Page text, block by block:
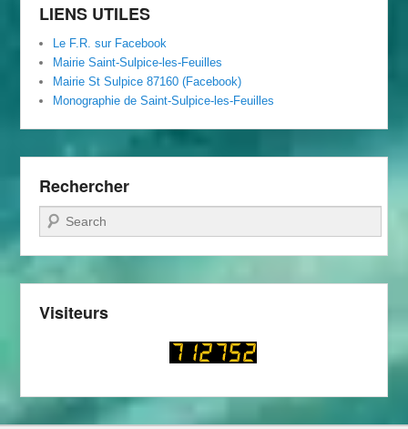
LIENS UTILES
Le F.R. sur Facebook
Mairie Saint-Sulpice-les-Feuilles
Mairie St Sulpice 87160 (Facebook)
Monographie de Saint-Sulpice-les-Feuilles
Rechercher
Recherche
Visiteurs